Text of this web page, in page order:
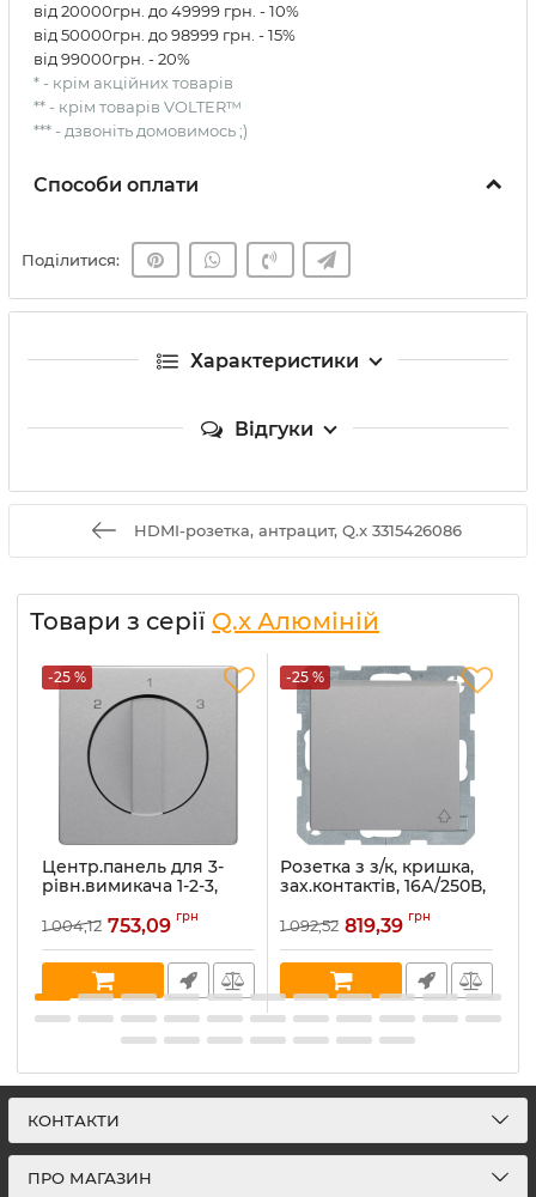
від 20000грн. до 49999 грн. - 10%
від 50000грн. до 98999 грн. - 15%
від 99000грн. - 20%
* - крім акційних товарів
** - крім товарів VOLTER™
*** - дзвоніть домовимось ;)
Способи оплати
Поділитися:
Характеристики
Відгуки
HDMI-розетка, антрацит, Q.x 3315426086
Товари з серії Q.x Алюміній
-25 %
Центр.панель для 3-
рівн.вимикача 1-2-3,
1084608400
Артикул:1084608400
В наявності:
1 004,12 753,09 грн
-25 %
Розетка з з/к, кришка,
зах.контактів, 16А/250В,
Артикул: 47516084
В наявності:6
1 092,52 819,39 грн
КОНТАКТИ
ПРО МАГАЗИН